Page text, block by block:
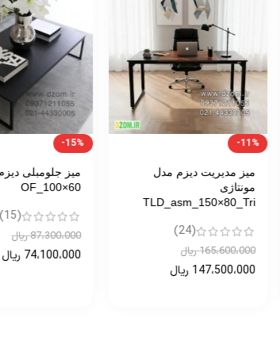
-11%
میز مدیریت دیزم مدل
مونتاژی
TLD_asm_150×80_Tri
(24)
165،600،000 ریال
147،500،000ریال
-15%
میز جلومبلی دیزم مدل
OF_100×60
(15)
87،300،000 ریال
74،100،000ریال